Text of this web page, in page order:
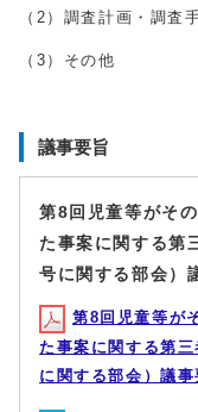
（2）調査計画・調査
（3）その他
議事要旨
第8回児童等がそ
た事案に関する第
号に関する部会）
第8回児童等が
た事案に関する第
に関する部会）議